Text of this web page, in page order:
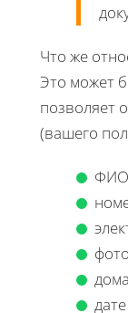
Что же
Это может
позволяет
(вашего